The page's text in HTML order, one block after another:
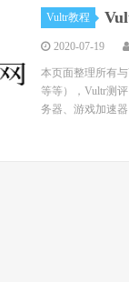
Vultr教程
2020-07-19
本页面整理所有
等等），Vultr测
务器、游戏加速